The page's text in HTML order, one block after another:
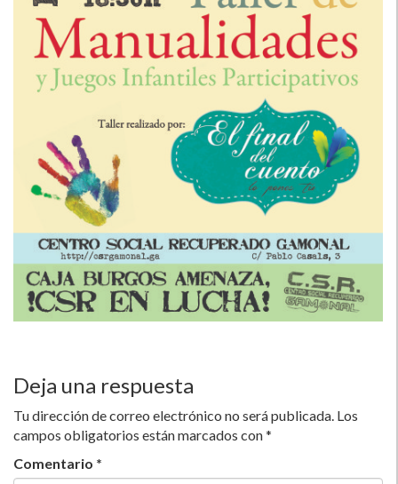
Deja una respuesta
Tu dirección de correo electrónico no será publicada. Los
campos obligatorios están marcados con*
Comentario *